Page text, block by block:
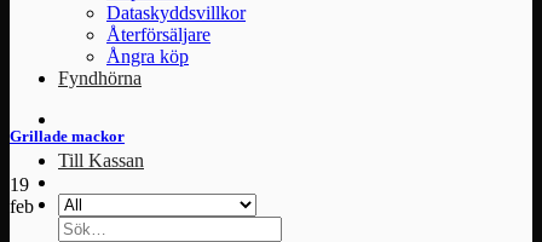
Dataskyddsvillkor
Återförsäljare
Ångra köp
Fyndhörna
Till Kassan
Sök
Grillade mackor
19
feb